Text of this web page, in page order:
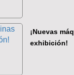
¡Nuevas
exhibición!